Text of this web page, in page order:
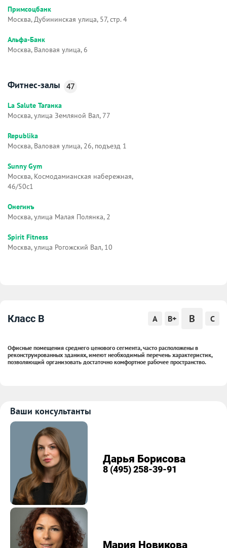
Примсоцбанк
Москва, Дубининская улица, 57, стр. 4
Альфа-Банк
Москва, Валовая улица, 6
Фитнес-залы 47
La Salute Таганка
Москва, улица Земляной Вал, 77
Republika
Москва, Валовая улица, 26, подъезд 1
Sunny Gym
Москва, Космодамианская набережная,
46/50с1
Онегинъ
Москва, улица Малая Полянка, 2
Spirit Fitness
Москва, улица Рогожский Вал, 10
Класс B A B+ B C
Офисные помещения среднего ценового сегмента, часто расположены в
реконструированных зданиях, имеют необходимый перечень характеристик,
позволяющий организовать достаточно комфортное рабочее пространство.
Ваши консультанты
Дарья Борисова
8 (495) 258-39-91
Мария Новикова